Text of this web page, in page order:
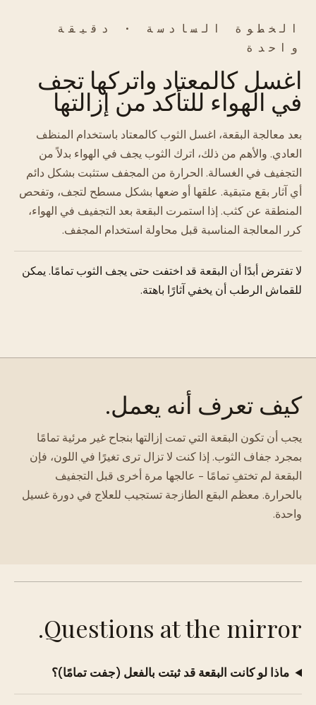
الخطوة السادسة · دقيقة
واحدة
اغسل كالمعتاد واتركها تجف
في الهواء للتأكد من إزالتها
بعد معالجة البقعة، اغسل الثوب كالمعتاد باستخدام المنظف
العادي. والأهم من ذلك، اترك الثوب يجف في الهواء بدلاً من
التجفيف في الغسالة. الحرارة من المجفف ستثبت بشكل دائم
أي آثار بقع متبقية. علقها أو ضعها بشكل مسطح لتجف، وتفحص
المنطقة عن كثب. إذا استمرت البقعة بعد التجفيف في الهواء،
كرر المعالجة المناسبة قبل محاولة استخدام المجفف.
لا تفترض أبدًا أن البقعة قد اختفت حتى يجف الثوب تمامًا. يمكن
للقماش الرطب أن يخفي آثارًا باهتة.
كيف تعرف أنه يعمل.
يجب أن تكون البقعة التي تمت إزالتها بنجاح غير مرئية تمامًا
بمجرد جفاف الثوب. إذا كنت لا تزال ترى تغيرًا في اللون، فإن
البقعة لم تختفِ تمامًا - عالجها مرة أخرى قبل التجفيف
بالحرارة. معظم البقع الطازجة تستجيب للعلاج في دورة غسيل
واحدة.
Questions at the mirror.
ماذا لو كانت البقعة قد ثبتت بالفعل (جفت تمامًا)؟